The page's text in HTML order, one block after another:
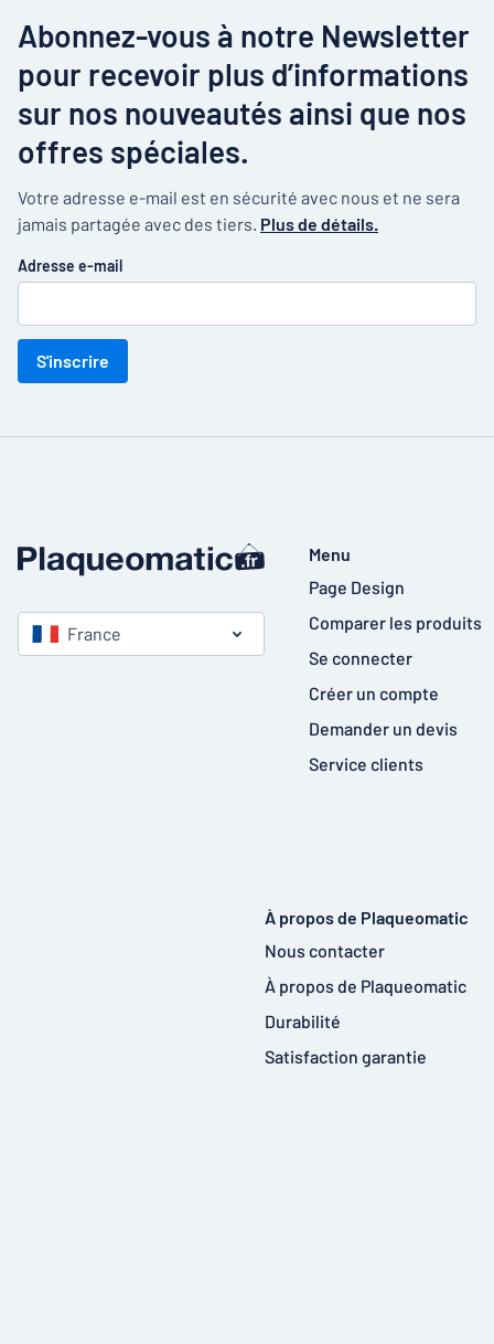
Abonnez-vous à notre Newsletter
pour recevoir plus d’informations
sur nos nouveautés ainsi que nos
offres spéciales.
Votre adresse e-mail est en sécurité avec nous et ne sera
jamais partagée avec des tiers. Plus de détails.
Adresse e-mail
S'inscrire
France
Menu
Page Design
Comparer les produits
Se connecter
Créer un compte
Demander un devis
Service clients
À propos de Plaqueomatic
Nous contacter
À propos de Plaqueomatic
Durabilité
Satisfaction garantie